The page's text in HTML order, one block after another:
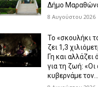
Δήμο
8 Αυγούστου 2026
Το «σκουλήκι
ζει 1,3
Γη και
για τη ζωή:
κυβερνάμε τον...